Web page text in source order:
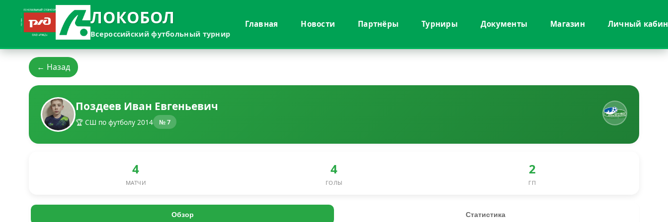
ЛОКОБОЛ
Всероссийский футбольный турнир
Главная Новости Партнёры Турниры Документы Магазин Личный
← Назад
Поздеев Иван Евгеньевич
🏆 СШ по футболу 2014 № 7
4
МАТЧИ
4
ГОЛЫ
2
ГП
Обзор Статистика